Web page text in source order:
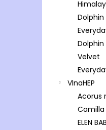
Dolphin
Dolphin
Velvet
VlnaHEP
Acorus
Camilla
ELEN